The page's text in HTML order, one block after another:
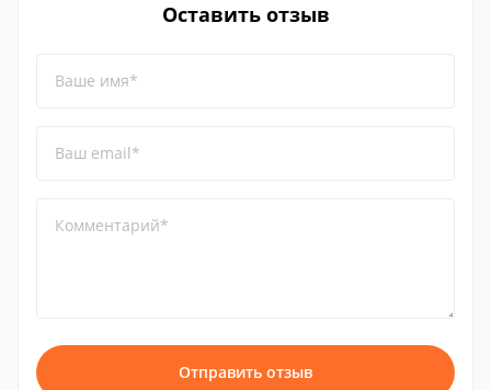
Оставить отзыв
Ваше имя*
Ваш email*
Комментарий*
Отправить отзыв